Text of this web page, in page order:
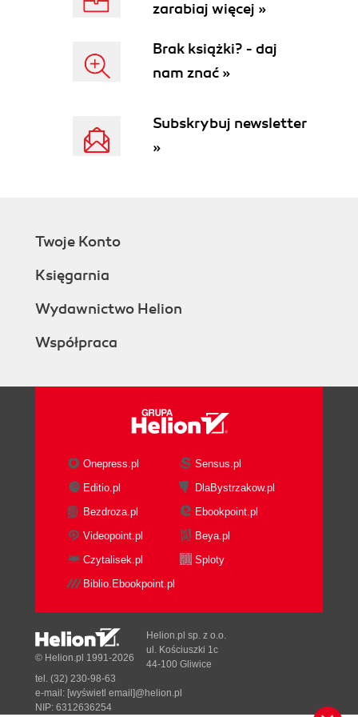
Co to jest Projekt Personal Oracle Navigatora ?
Tworzenie projektu
Kasowanie obiektów projektu
Rozdział 6. Jak to się robi w SQL-u?
Użytkownicy (USERS)
Role (ROLE)
(DATABASE LINK)
Migawki (SNAPSHOT)
CZĘŚĆ 2. Personal Oracle Lite
Rozdział 7. Co to jest Personal Oracle Lite?
Co składa się na pakiet Personal Oracle Lite?
Połączenie z bazą Personal Oracle Lite
Tworzenie kopii zapasowej bazy Lite
Replikacja w bazie Personal Lite
Przygotowanie baz danych do replikacji
Język SQL w Personal Oracle Lite
Rozdział 8. Instalacja
Oracle Navigatorze
Tablice
Perspektywy
Użytkownicy
zarabiaj więcej »
Brak książki? - daj
nam znać »
Subskrybuj newsletter
»
Twoje Konto
Księgarnia
Wydawnictwo Helion
Współpraca
Onepress.pl
Sensus.pl
Editio.pl
DlaBystrzakow.pl
Bezdroza.pl
Ebookpoint.pl
Videopoint.pl
Beya.pl
Czytalisek.pl
Sploty
Biblio.Ebookpoint.pl
© Helion.pl 1991-2026
Helion.pl sp. z o.o.
ul. Kościuszki 1c
44-100 Gliwice
tel. (32) 230-98-63
e-mail: [wyświetl email]@helion.pl
NIP: 6312636254